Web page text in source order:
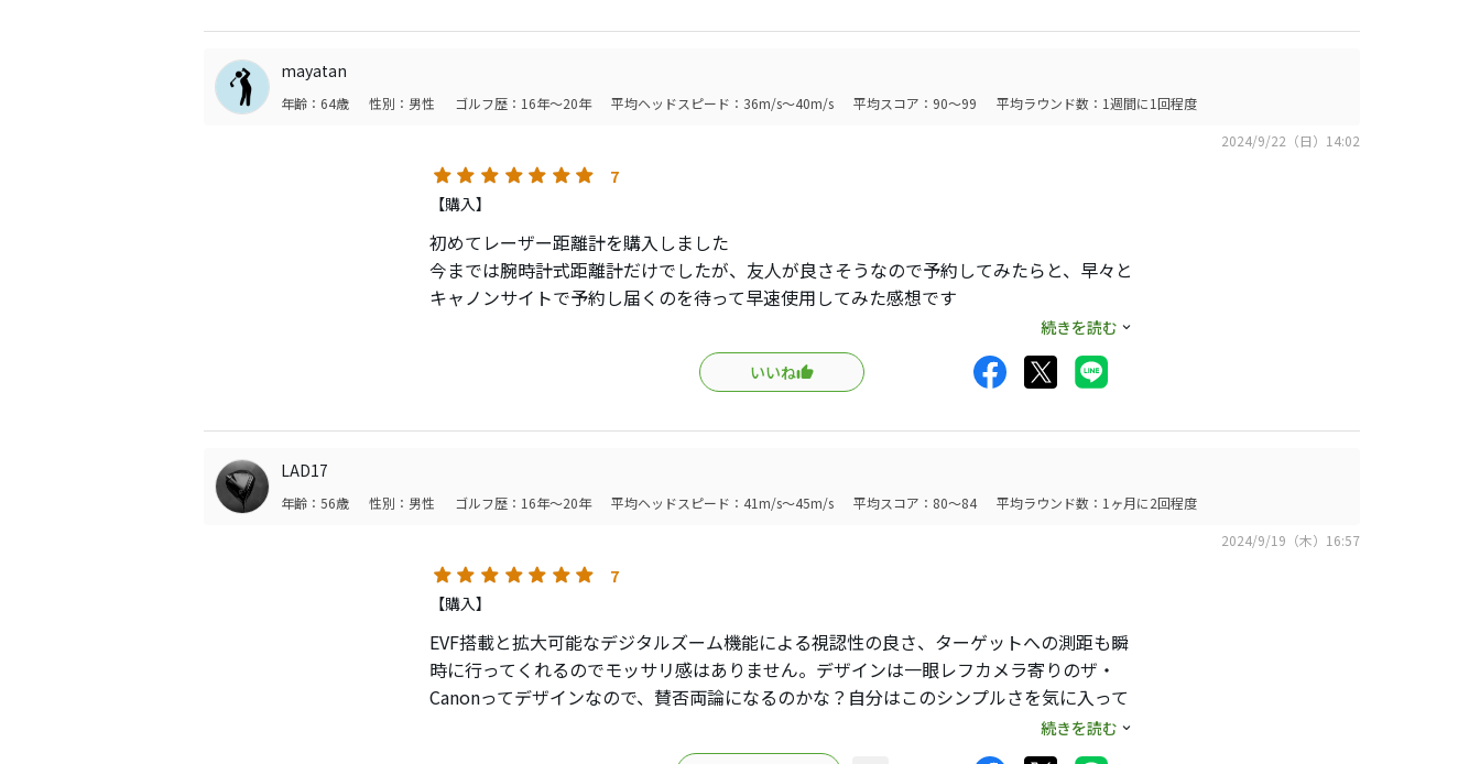
ってシェアを増やして欲しいですね。
mayatan
年齢：64歳 性別：男性 ゴルフ歴：16年～20年 平均ヘッドスピード：36m/s～40m/s 平均スコア：90～99
平均ラウンド数：1週間に1回程度
2024/9/22（日）14:02
7
【購入】
初めてレーザー距離計を購入しました
今までは腕時計式距離計だけでしたが、友人が良さそうなので予約してみたらと、早々と
キャノンサイトで予約し届くのを待って早速使用してみた感想です
なにせ初めてなので他社品との比較はできないのですが、パッとベルトに付けた専用ケー
スから取り出し、メインボタンワンプッシュで電源オン、半押しでピンにピント合わせる
とあっという間に直線距離とスロープ距離がでます（当たり前？）
ワーショットで測ります
す
イングを撮って遊べるという優れものです
もう手放せない逸品です
続きを読む
いいね
LAD17
年齢：56歳 性別：男性 ゴルフ歴：16年～20年 平均ヘッドスピード：41m/s～45m/s 平均スコア：80～84
平均ラウンド数：1ヶ月に2回程度
2024/9/19（木）16:57
7
【購入】
EVF搭載と拡大可能なデジタルズーム機能による視認性の良さ、ターゲットへの測距も瞬
時に行ってくれるのでモッサリ感はありません。デザインは一眼レフカメラ寄りのザ・
Canonってデザインなので、賛否両論になるのかな？自分はこのシンプルさを気に入って
ますが…。大きさによる手振れの心配も無く、測定地点からのファインダー越しの計測画
角を静止画として残すことでラウンドを振り返る事が出来ます。また距離測定機能をオフ
続きを読む